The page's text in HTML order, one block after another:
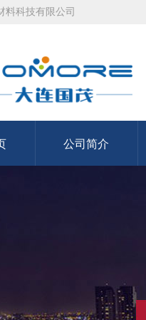
料科技有限公司
公司简介